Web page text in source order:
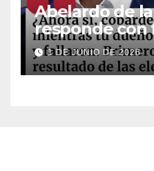
Abelardo de
responde con
fortalece su
liderazgo
1 DE JUNIO DE 2026